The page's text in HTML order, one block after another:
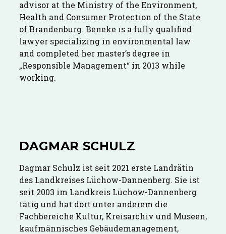
advisor at the Ministry of the Environment,
Health and Consumer Protection of the State
of Brandenburg. Beneke is a fully qualified
lawyer specializing in environmental law
and completed her master’s degree in
„Responsible Management“ in 2013 while
working.
DAGMAR SCHULZ
Dagmar Schulz ist seit 2021 erste Landrätin
des Landkreises Lüchow-Dannenberg. Sie ist
seit 2003 im Landkreis Lüchow-Dannenberg
tätig und hat dort unter anderem die
Fachbereiche Kultur, Kreisarchiv und Museen,
kaufmännisches Gebäudemanagement,